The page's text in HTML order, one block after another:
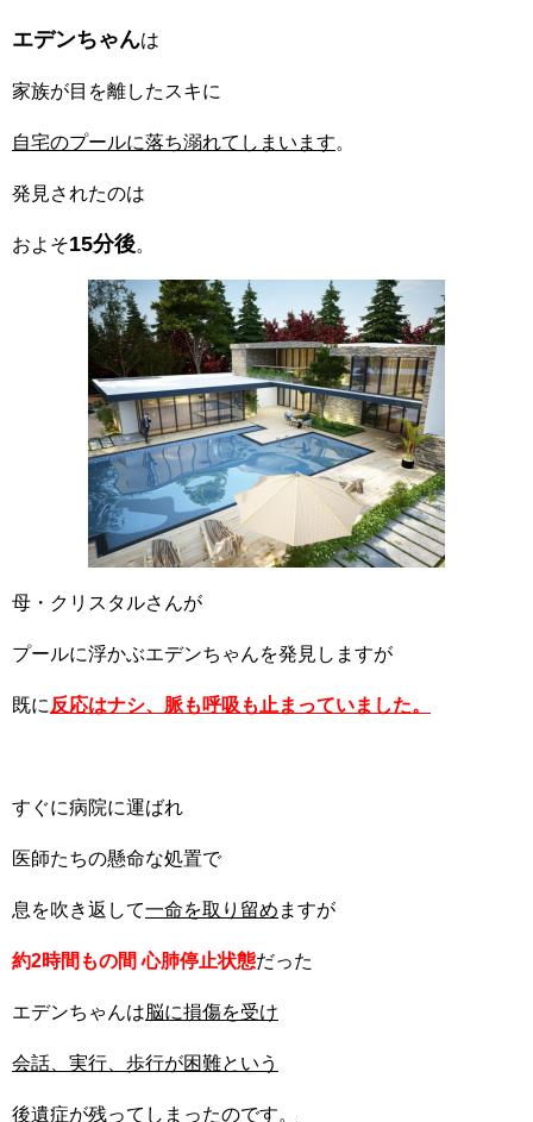
エデンちゃんは
家族が目を離したスキに
自宅のプールに落ち溺れてしまいます。
発見されたのは
およそ15分後。
母・クリスタルさんが
プールに浮かぶエデンちゃんを発見しますが
既に 反応はナシ、脈も呼吸も止まっていました。
すぐに病院に運ばれ
医師たちの懸命な処置で
息を吹き返して一命を取り留め ますが
約2時間もの間 心肺停止状態だった
エデンちゃんは 脳に損傷を受け
会話、実行、歩行が困難という
後遺症が残ってしまったのです。